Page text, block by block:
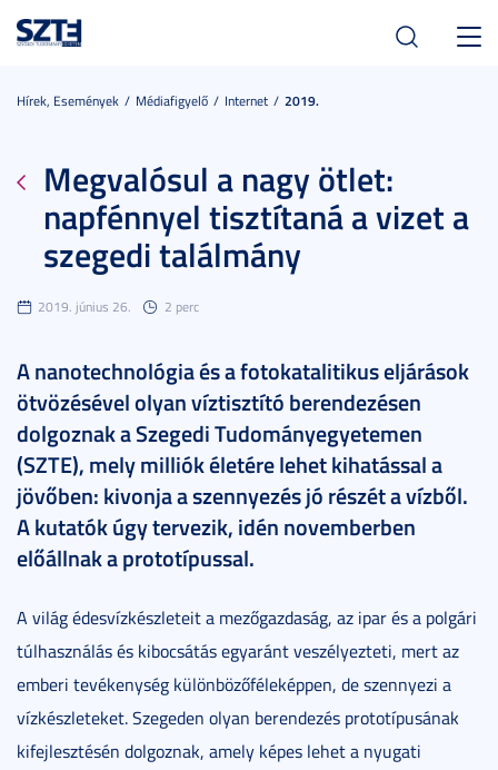
Hírek, Események Médiafigyelő Internet 2019.
Megvalósul a nagy ötlet:
napfénnyel tisztítaná a vizet a
szegedi találmány
2019. június 26. 2 perc
A nanotechnológia és a fotokatalitikus eljárások
ötvözésével olyan víztisztító berendezésen
dolgoznak a Szegedi Tudományegyetemen
(SZTE), mely milliók életére lehet kihatással a
jövőben: kivonja a szennyezés jó részét a vízből.
A kutatók úgy tervezik, idén novemberben
előállnak a prototípussal.
A világ édesvízkészleteit a mezőgazdaság, az ipar és a polgári
túlhasználás és kibocsátás egyaránt veszélyezteti, mert az
emberi tevékenység különbözőféleképpen, de szennyezi a
vízkészleteket. Szegeden olyan berendezés prototípusának
kifejlesztésén dolgoznak, amely képes lehet a nyugati